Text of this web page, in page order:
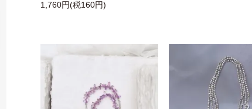
1,760円(税160円)